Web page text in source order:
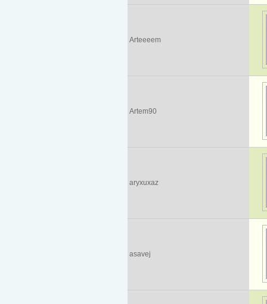
Arteeeem
Artem90
aryxuxaz
asavej